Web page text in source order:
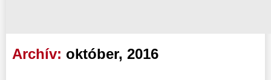
Archív: október, 2016